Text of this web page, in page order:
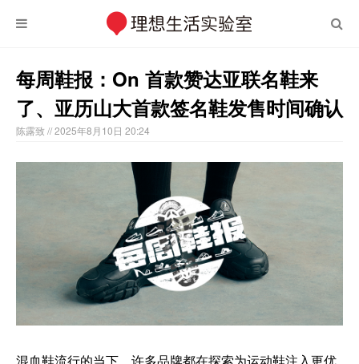
每周鞋报：On 首款赞达亚联名鞋来
了、亚历山大首款签名鞋发售时间确认
陈露致// 2025年8月10日 20:24